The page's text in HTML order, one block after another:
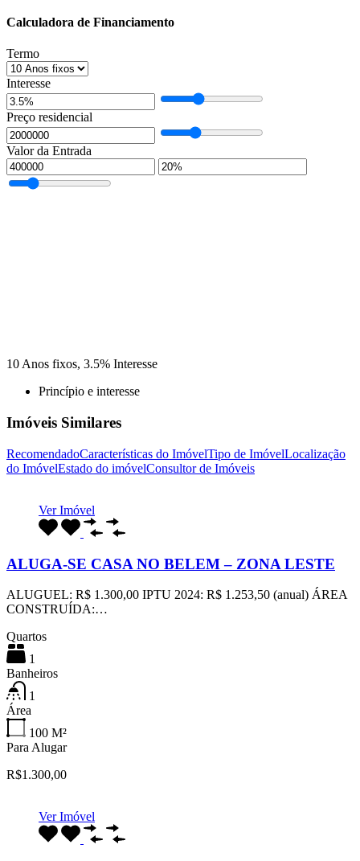
Calculadora de Financiamento
Termo
Interesse
Preço residencial
Valor da Entrada
10Anos fixos, 3.5% Interesse
Princípio e interesse
Imóveis Similares
RecomendadoCaracterísticas do ImóvelTipo de ImóvelLocalização
do ImóvelEstado do imóvelConsultor de Imóveis
Ver Imóvel
ALUGA-SE CASA NO BELEM – ZONA LESTE
ALUGUEL: R$ 1.300,00 IPTU 2024: R$ 1.253,50 (anual) ÁREA
CONSTRUÍDA:…
Quartos
1
Banheiros
1
Área
100 M²
Para Alugar
R$1.300,00
Ver Imóvel